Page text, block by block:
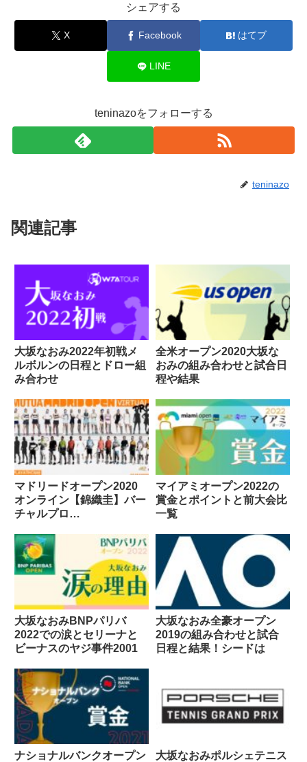
シェアする
X Facebook はてブ
LINE
teninazoをフォローする
teninazo
関連記事
大坂なおみ2022年初戦メ
ルボルンの日程とドロー組
み合わせ
全米オープン2020大坂な
おみの組み合わせと試合日
程や結果
マドリードオープン2020
オンライン【錦織圭】バー
チャルプロ
マイアミオープン2022の
賞金とポイントと前大会比
一覧
大坂なおみBNPパリバ
2022での涙とセリーナと
ビーナスのヤジ事件2001
大坂なおみ全豪オープン
2019の組み合わせと試合
日程と結果！シードは
ナショナルバンクオープン
大坂なおみポルシェテニス